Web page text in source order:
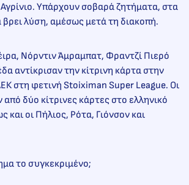
Υπάρχουν σοβαρά ζητήματα, στα
βρει λύση, αμέσως μετά τη διακοπή.
Νόρντιν Άμραμπατ, Φραντζί Πιερό
αντίκρισαν την κίτρινη κάρτα στην
στη φετινή Stoiximan Super League. Οι
δύο κίτρινες κάρτες στο ελληνικό
οι Πήλιος, Ρότα, Γιόνσον και
το συγκεκριμένο;